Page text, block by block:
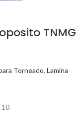
TNMG
Torneado, Lamina